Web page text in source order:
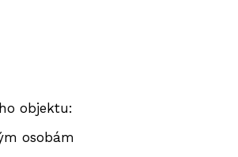
objektu:
osobám